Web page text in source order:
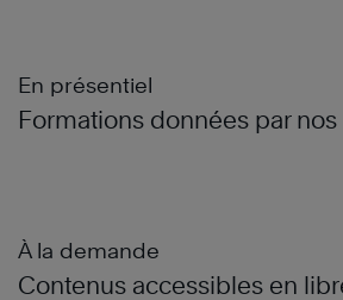
En présentiel
Formations données par nos
À la demande
Contenus accessibles en